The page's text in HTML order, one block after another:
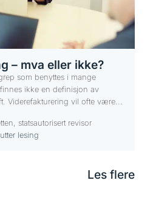
– mva eller ikke?
som benyttes i mange
ikke en definisjon av
Viderefakturering vil ofte være...
statsautorisert revisor
lesing
Les flere